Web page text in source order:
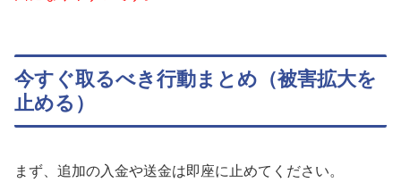
今すぐ取るべき行動まとめ（被害拡大を
止める）
まず、追加の入金や送金は即座に止めてください。